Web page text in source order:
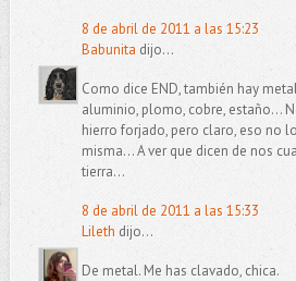
8 de abril de 2011 a las 15:23
Babunita dijo...
Como dice END, también hay
aluminio, plomo, cobre, estaño...
hierro forjado, pero claro, eso no
misma... A ver que dicen de nos
tierra...
8 de abril de 2011 a las 15:33
Lileth dijo...
De metal. Me has clavado, chica.